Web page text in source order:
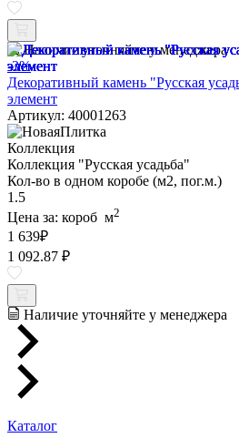
Наличие уточняйте у менеджера
-3%
Декоративный камень "Русская
элемент
Артикул: 40001263
Коллекция
Коллекция "Русская усадьба"
Кол-во в одном коробе (м2, пог.м.)
1.5
Цена за: короб м2
1 639₽
1 092.87 ₽
Наличие уточняйте у менеджера
Каталог